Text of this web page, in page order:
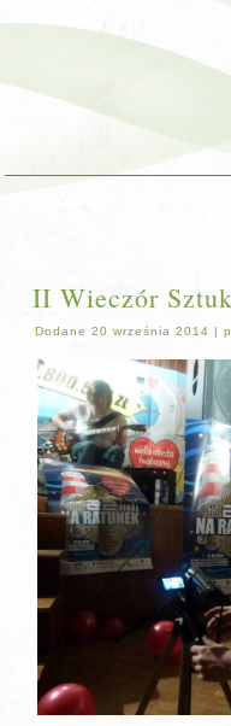
II Wieczór
Dodane 20 września 2014 |